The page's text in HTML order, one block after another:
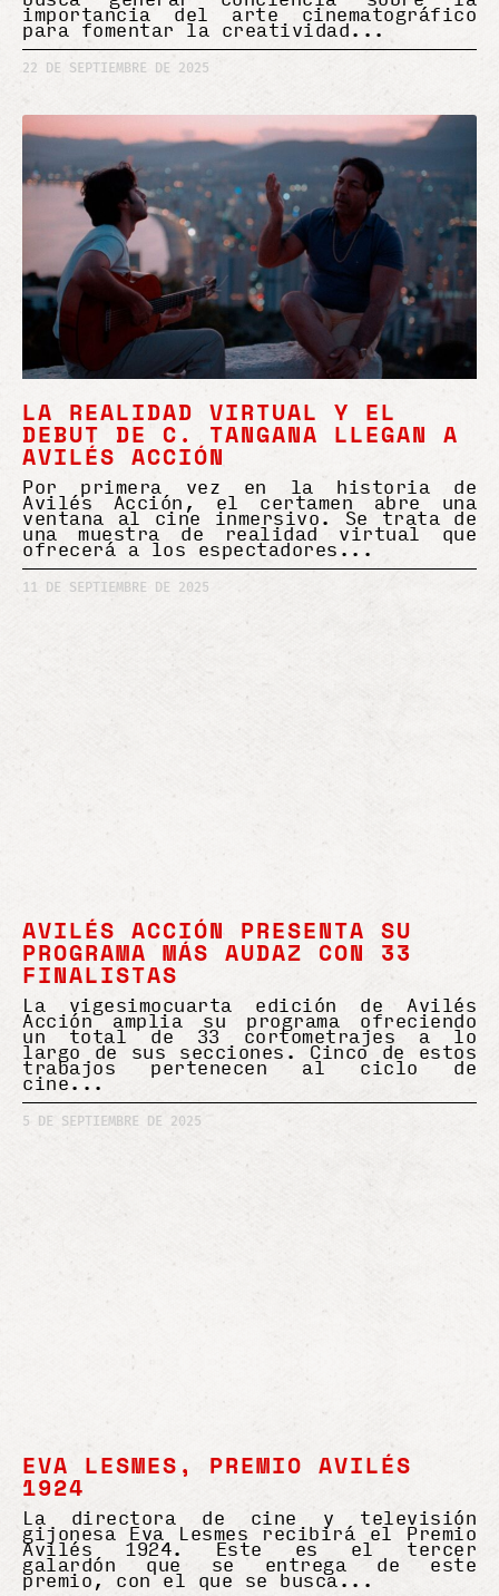
importancia del arte cinematográfico
para fomentar la creatividad
22 DE SEPTIEMBRE DE 2025
LA REALIDAD VIRTUAL Y EL
DEBUT DE C. TANGANA LLEGAN A
AVILÉS ACCIÓN
Por primera vez en la historia de
Avilés Acción, el certamen abre una
ventana al cine inmersivo. Se trata de
una muestra de realidad virtual que
ofrecerá a los espectadores
11 DE SEPTIEMBRE DE 2025
AVILÉS ACCIÓN PRESENTA SU
PROGRAMA MÁS AUDAZ CON 33
FINALISTAS
La vigesimocuarta edición de Avilés
Acción amplia su programa ofreciendo
un total de 33 cortometrajes a lo
largo de sus secciones. Cinco de estos
trabajos pertenecen al ciclo de
cine
5 DE SEPTIEMBRE DE 2025
EVA LESMES, PREMIO AVILÉS
1924
La directora de cine y televisión
gijonesa Eva Lesmes recibirá el Premio
Avilés 1924. Este es el tercer
galardón que se entrega de este
premio, con el que se busca